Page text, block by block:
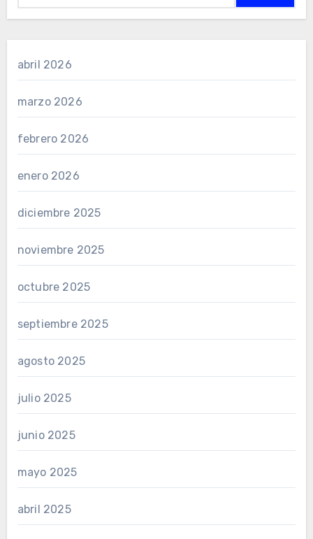
abril 2026
marzo 2026
febrero 2026
enero 2026
diciembre 2025
noviembre 2025
octubre 2025
septiembre 2025
agosto 2025
julio 2025
junio 2025
mayo 2025
abril 2025